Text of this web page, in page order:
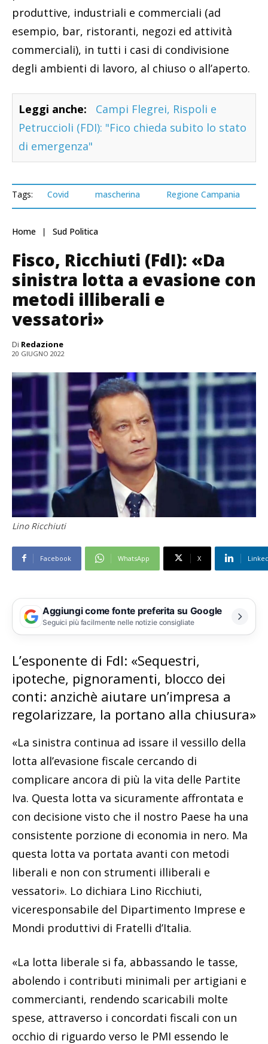
produttive, industriali e commerciali (ad
esempio, bar, ristoranti, negozi ed attività
commerciali), in tutti i casi di condivisione
degli ambienti di lavoro, al chiuso o all’aperto.
Leggi anche:
Campi Flegrei, Rispoli e
Petruccioli (FDI): "Fico chieda subito lo stato
di emergenza"
Tags: Covid mascherina Regione Campania
Home Sud Politica
Fisco, Ricchiuti (FdI): «Da
sinistra lotta a evasione con
metodi illiberali e
vessatori»
Di Redazione
20 GIUGNO 2022
Lino Ricchiuti
Facebook WhatsApp X
Aggiungi come fonte preferita su Google
Seguici più facilmente nelle notizie consigliate
L’esponente di FdI: «Sequestri,
ipoteche, pignoramenti, blocco dei
conti: anzichè aiutare un’impresa a
regolarizzare, la portano alla chiusura»
«La sinistra continua ad issare il vessillo della
lotta all’evasione fiscale cercando di
complicare ancora di più la vita delle Partite
Iva. Questa lotta va sicuramente affrontata e
con decisione visto che il nostro Paese ha una
consistente porzione di economia in nero. Ma
questa lotta va portata avanti con metodi
liberali e non con strumenti illiberali e
vessatori». Lo dichiara Lino Ricchiuti,
viceresponsabile del Dipartimento Imprese e
Mondi produttivi di Fratelli d’Italia.
«La lotta liberale si fa, abbassando le tasse,
abolendo i contributi minimali per artigiani e
commercianti, rendendo scaricabili molte
spese, attraverso i concordati fiscali con un
occhio di riguardo verso le PMI essendo le